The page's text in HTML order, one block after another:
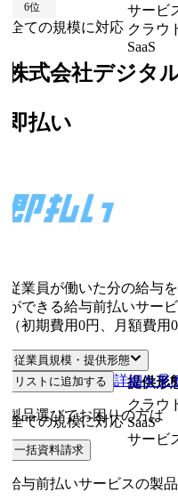
ての規模に対応
サービス
クラウド
SaaS
位
式会社デジタル
払い
業員が働いた分の給与を
できる給与前払いサービ
初期費用0円、月額費用0
従業員規模・提供形態
従業員規模 提供形態
ての規模に対応
クラウド
SaaS
サービス
リストに追加する 詳細を見る
品選びでお困りの方は
一括資料請求
与前払いサービスの製品